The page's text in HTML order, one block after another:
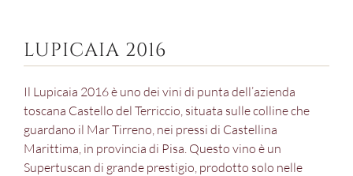
LUPICAIA 2016
Il Lupicaia 2016 è uno dei vini di punta dell’azienda
toscana Castello del Terriccio, situata sulle colline che
guardano il Mar Tirreno, nei pressi di Castellina
Marittima, in provincia di Pisa. Questo vino è un
Supertuscan di grande prestigio, prodotto solo nelle